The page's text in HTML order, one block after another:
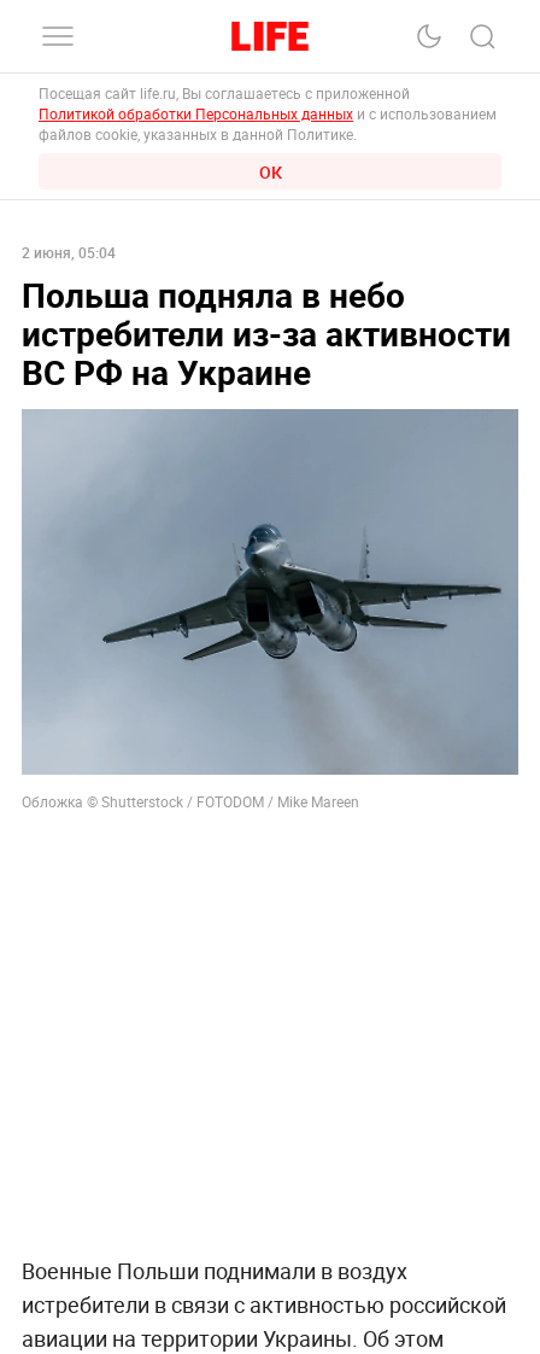
Посещая сайт life.ru, Вы соглашаетесь с приложенной
Политикой обработки Персональных данных и с использованием
файлов cookie, указанных в данной Политике.
ОК
2 июня, 05:04
Польша подняла в небо
истребители из-за активности
ВС РФ на Украине
Обложка © Shutterstock / FOTODOM / Mike Mareen
Военные Польши поднимали в воздух
истребители в связи с активностью российской
авиации на территории Украины. Об этом